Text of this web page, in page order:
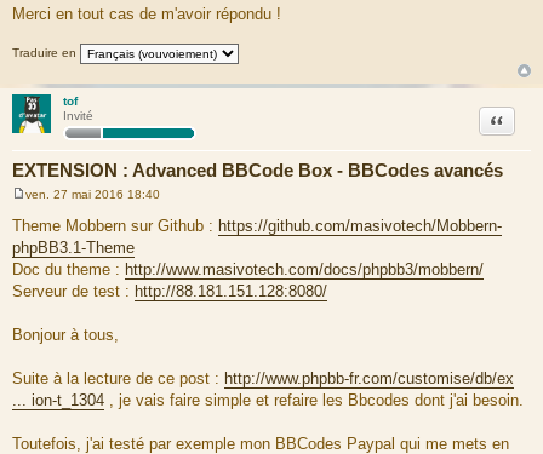
Merci en tout cas de m'avoir répondu !
Traduire en
tof
Invité
EXTENSION : Advanced BBCode Box - BBCodes avancés
Citation
s
s
g
e
ven. 27 mai 2016 18:40
Theme Mobbern sur Github : https://github.com/masivotech/Mobbern-
phpBB3.1-Theme
Doc du theme : http://www.masivotech.com/docs/phpbb3/mobbern/
Serveur de test : http://88.181.151.128:8080/
Bonjour à tous,
Suite à la lecture de ce post : http://www.phpbb-fr.com/customise/db/ex
... ion-t_1304 , je vais faire simple et refaire les Bbcodes dont j'ai besoin.
Toutefois, j'ai testé par exemple mon BBCodes Paypal qui me mets en